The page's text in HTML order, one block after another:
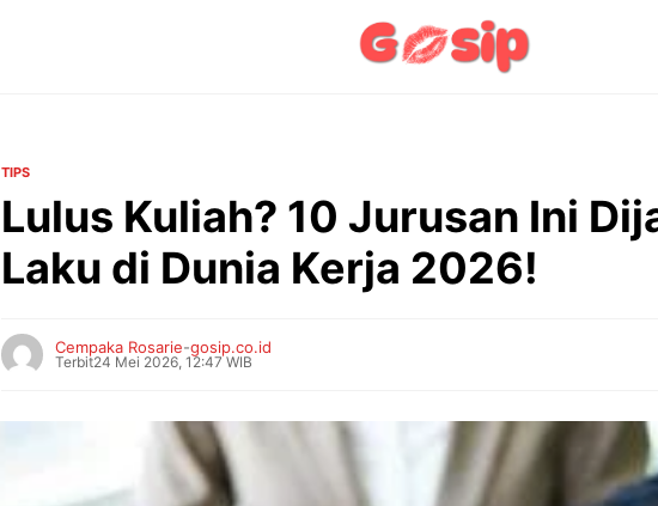
TIPS
Lulus Kuliah? 10 Jurusan Ini
Laku di Dunia Kerja 2026!
Cempaka Rosarie-gosip.co.id
Terbit24 Mei 2026, 12:47 WIB